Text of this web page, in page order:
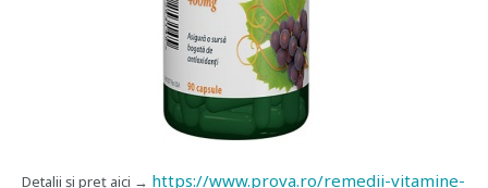
Detalii și preț aici → https://www.prova.ro/remedii-vitamine-